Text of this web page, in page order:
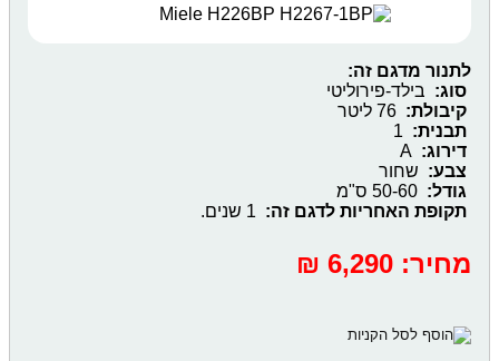
לתנור מדגם זה:
סוג: בילד-פירוליטי
קיבולת: 76 ליטר
תבנית:
דירוג: A
צבע: שחור
גודל: 50-60 ס"מ
תקופת האחריות לדגם זה:
מחיר:‎6,290 ₪